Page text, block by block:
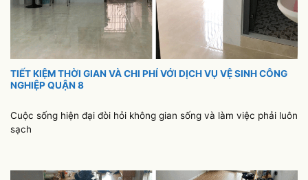
TIẾT KIỆM THỜI GIAN VÀ CHI PHÍ VỚI DỊCH VỤ VỆ SINH CÔNG
NGHIỆP QUẬN 8
Cuộc sống hiện đại đòi hỏi không gian sống và làm việc phải luôn
sạch